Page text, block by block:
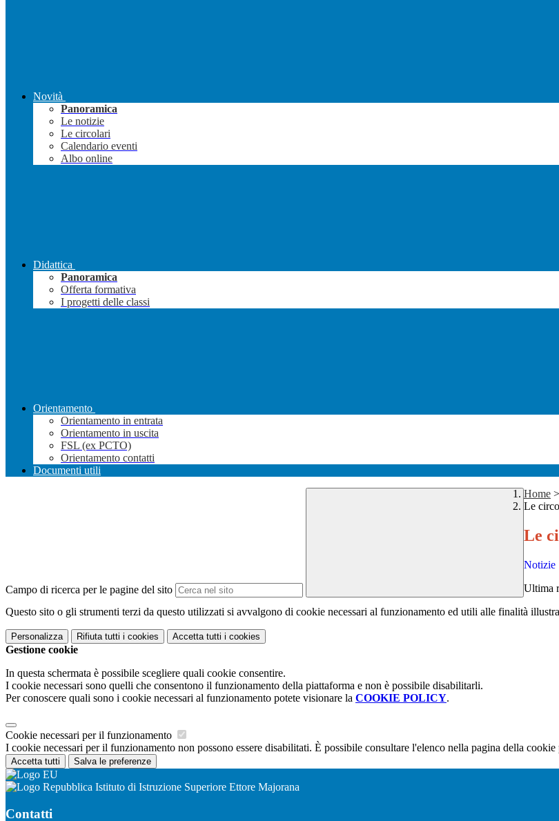
Novità
Panoramica
Le notizie
Le circolari
Calendario eventi
Albo online
Didattica
Panoramica
Offerta formativa
I progetti delle classi
Orientamento
Orientamento in entrata
Orientamento in uscita
FSL (ex PCTO)
Orientamento contatti
Documenti utili
Campo di ricerca per le pagine del sito
Home >
Le
Le
Notizie
Ultima
Questo sito o gli strumenti terzi da questo utilizzati si avvalgono di cookie necessari al funzionamento ed utili alle finalità
Personalizza Rifiuta tutti i cookies Accetta tutti i cookies
Gestione cookie
In questa schermata è possibile scegliere quali cookie consentire.
I cookie necessari sono quelli che consentono il funzionamento della piattaforma e non è possibile disabilitarli.
Per conoscere quali sono i cookie necessari al funzionamento potete visionare la COOKIE POLICY.
Cookie necessari per il funzionamento
I cookie necessari per il funzionamento non possono essere disabilitati. È possibile consultare l'elenco nella pagina della cookie
Accetta tutti Salva le preferenze
Istituto di Istruzione Superiore Ettore Majorana
Contatti